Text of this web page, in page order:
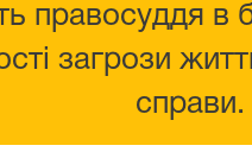
правосуддя в
загрози
справи.